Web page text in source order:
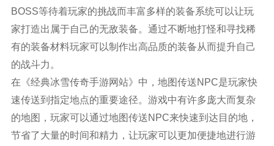
BOSS等待着玩家的挑战而丰富多样的装备系统可以让玩
家打造出属于自己的无敌装备。通过不断地打怪和寻找稀
有的装备材料玩家可以制作出高品质的装备从而提升自己
的战斗力。
在《经典冰雪传奇手游网站》中，地图传送NPC是玩家快
速传送到指定地点的重要途径。游戏中有许多庞大而复杂
的地图，玩家可以通过地图传送NPC来快速到达目的地，
节省了大量的时间和精力，让玩家可以更加便捷地进行游